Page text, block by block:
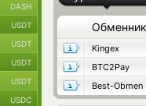
Обменник
Kingex
BTC2Pay
Best-Obmen
DASH
USDT
USDT
USDT
USDT
USDC